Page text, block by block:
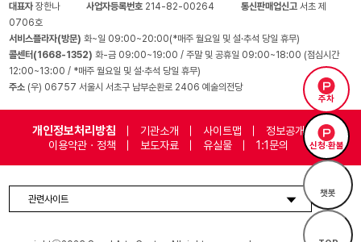
※원데이 강좌 회원 할인 불가
문 의 02-580-1611, 1613 / 9~17시(일, 월, 공휴일 휴무)
프로그램 소개
선율이 되고, 나의 몸짓이 예술이 되는 곳!
주차
신청·환불
챗봇
대표자장한나 사업자등록번호 214-82-00264 통신판매업신고서초 제
0706호
서비스플라자(방문)화~일 09:00~20:00(*매주 월요일 및 설·추석 당일 휴무)
콜센터(1668-1352)화-금 09:00~19:00 / 주말 및 공휴일 09:00~18:00 (점심시간
12:00~13:00 / *매주 월요일 및 설·추석 당일 휴무)
주소 (우) 06757 서울시 서초구 남부순환로 2406 예술의전당
개인정보처리방침 기관소개 사이트맵
정보공개
이용약관 · 정책
보도자료 유실물 1:1문의
관련사이트